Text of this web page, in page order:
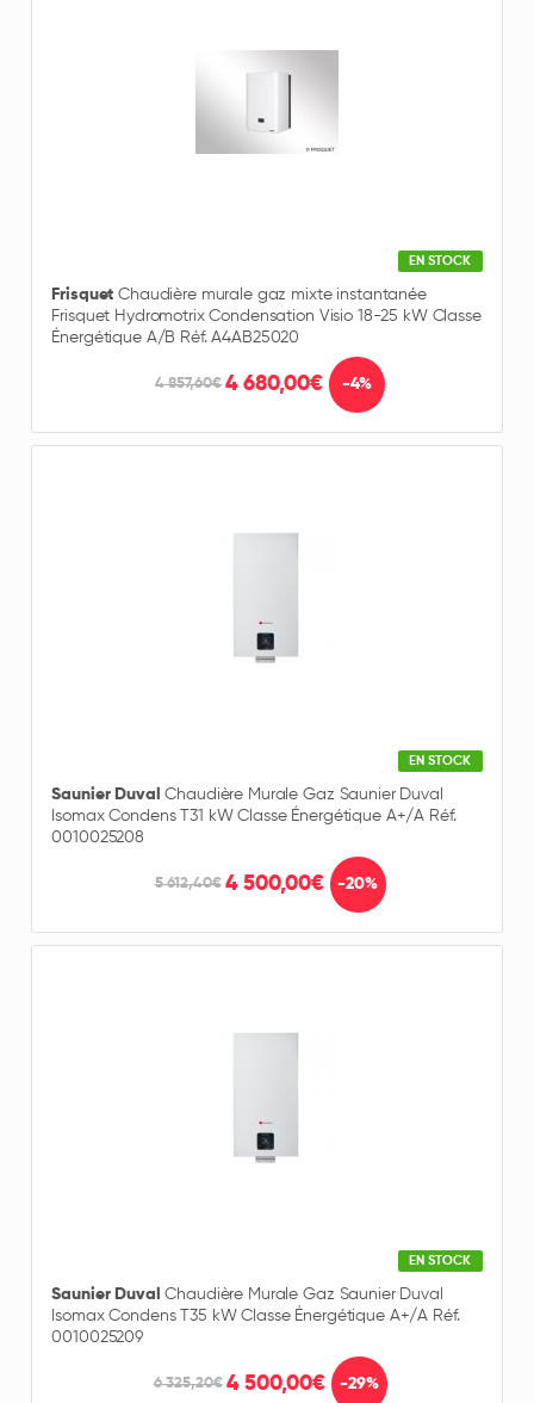
EN STOCK
Frisquet Chaudière murale gaz mixte instantanée
Frisquet Hydromotrix Condensation Visio 18-25 kW Classe
Énergétique A/B Réf. A4AB25020
4 857,60€ 4 680,00€ -4%
EN STOCK
Saunier Duval Chaudière Murale Gaz Saunier Duval
Isomax Condens T31 kW Classe Énergétique A+/A Réf.
0010025208
5 612,40€ 4 500,00€ -20%
EN STOCK
Saunier Duval Chaudière Murale Gaz Saunier Duval
Isomax Condens T35 kW Classe Énergétique A+/A Réf.
0010025209
6 325,20€ 4 500,00€ -29%